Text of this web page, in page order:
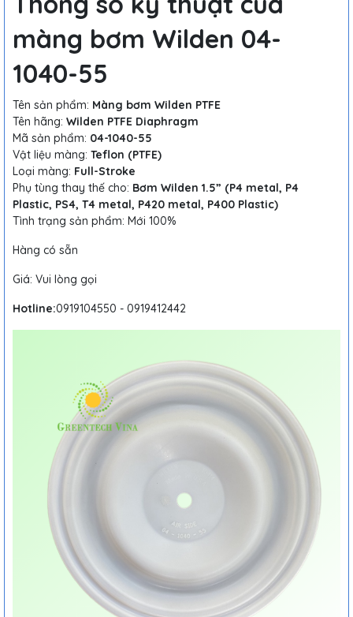
màng bơm Wilden 04-
1040-55
Tên sản phẩm: Màng bơm Wilden PTFE
Tên hãng: Wilden PTFE Diaphragm
Mã sản phẩm: 04-1040-55
Vật liệu màng: Teflon (PTFE)
Loại màng: Full-Stroke
Phụ tùng thay thế cho: Bơm Wilden 1.5” (P4 metal, P4
Plastic, PS4, T4 metal, P420 metal, P400 Plastic)
Tình trạng sản phẩm: Mới 100%
Hàng có sẵn
Giá: Vui lòng gọi
Hotline:0919104550 - 0919412442